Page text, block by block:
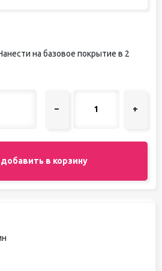
на базовое покрытие в 2
– +
добавить в корзину